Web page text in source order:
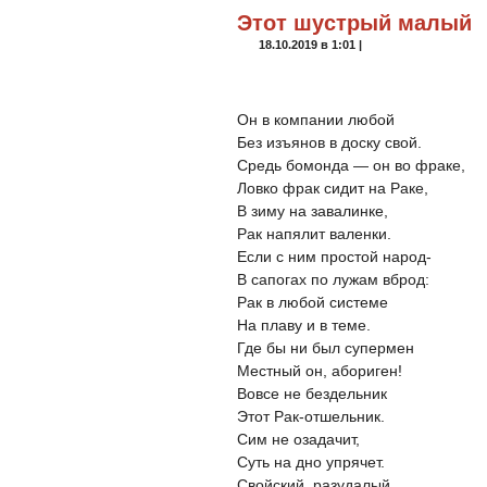
Этот шустрый малый
18.10.2019 в 1:01 |
Он в компании любой
Без изъянов в доску свой.
Средь бомонда — он во фраке,
Ловко фрак сидит на Раке,
В зиму на завалинке,
Рак напялит валенки.
Если с ним простой народ-
В сапогах по лужам вброд:
Рак в любой системе
На плаву и в теме.
Где бы ни был супермен
Местный он, абориген!
Вовсе не бездельник
Этот Рак-отшельник.
Сим не озадачит,
Суть на дно упрячет.